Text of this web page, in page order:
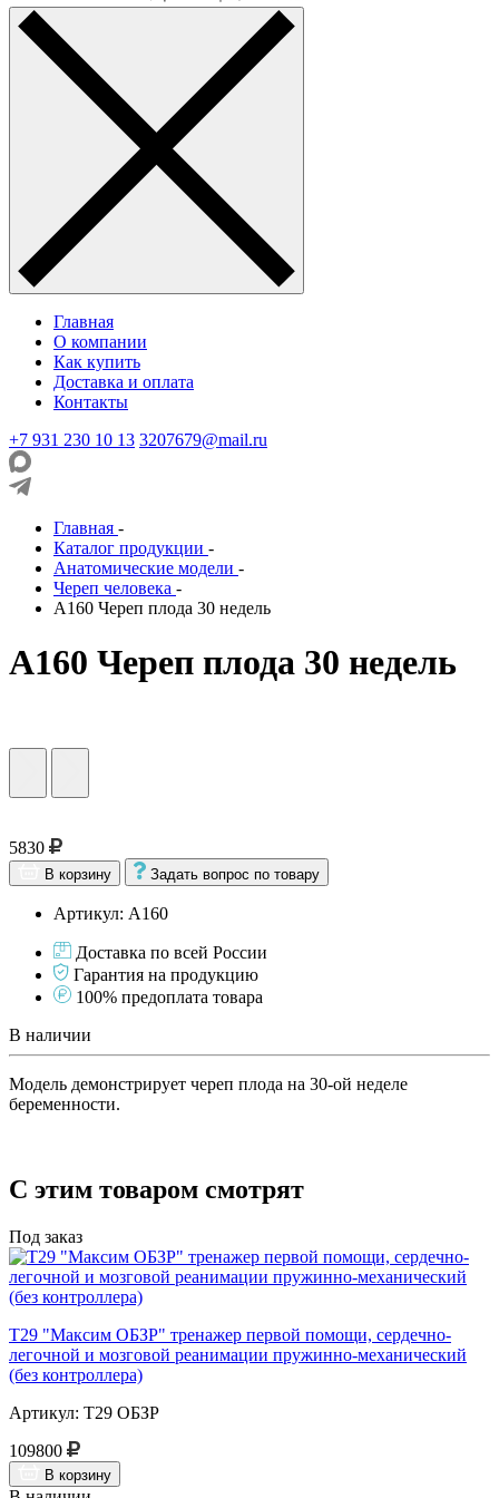
Главная
О компании
Как купить
Доставка и оплата
Контакты
+7 931 230 10 13 3207679@mail.ru
Главная -
Каталог продукции -
Анатомические модели -
Череп человека -
А160 Череп плода 30 недель
А160 Череп плода 30 недель
5830
В корзину Задать вопрос по товару
Артикул: А160
Доставка по всей России
Гарантия на продукцию
100% предоплата товара
В наличии
Модель демонстрирует череп плода на 30-ой неделе
беременности.
С этим товаром смотрят
Под заказ
Т29 "Максим ОБЗР" тренажер первой помощи, сердечно-
легочной и мозговой реанимации пружинно-механический
(без контроллера)
Артикул: Т29 ОБЗР
109800
В корзину